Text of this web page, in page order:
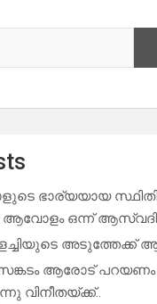
ഭാര്യയായ
ആവോളം ഒന്ന്
അടുത്തേക്ക്
സങ്കടം ആരോട്
വിനീതയ്ക്ക്..